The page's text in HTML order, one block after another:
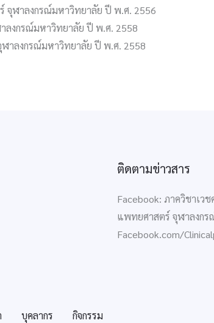
จุฬาลงกรณ์มหาวิทยาลัย ปี พ.ศ. 2556
ลงกรณ์มหาวิทยาลัย ปี พ.ศ. 2558
าลงกรณ์มหาวิทยาลัย ปี พ.ศ. 2558
ติดตามข่าวสาร
Facebook: ภาควิชาเว
แพทยศาสตร์ จุฬาลงก
Facebook.com/
บุคลากร กิจกรรม